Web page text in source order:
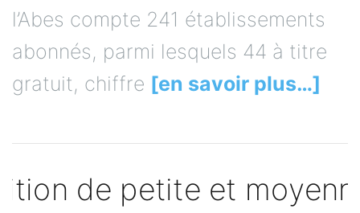
l’Abes compte 241 établissements
abonnés, parmi lesquels 44 à titre
gratuit, chiffre [en savoir plus…]